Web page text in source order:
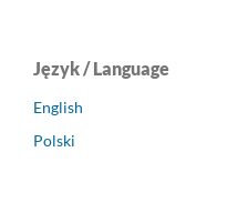
Język / Language
English
Polski